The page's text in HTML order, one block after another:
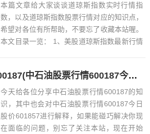
本篇文章给大家谈谈道琼斯指数实时行情指
数，以及道琼斯指数股票行情对应的知识点，
希望对各位有所帮助，不要忘了收藏本站喔。
本文目录一览： 1、美股道琼斯指数最新行情
中石油股票行情600187(中石油股票行情600187今日股价601857)
今天给各位分享中石油股票行情600187的知
识，其中也会对中石油股票行情600187今日
股价601857进行解释，如果能碰巧解决你现
在面临的问题，别忘了关注本站，现在开始